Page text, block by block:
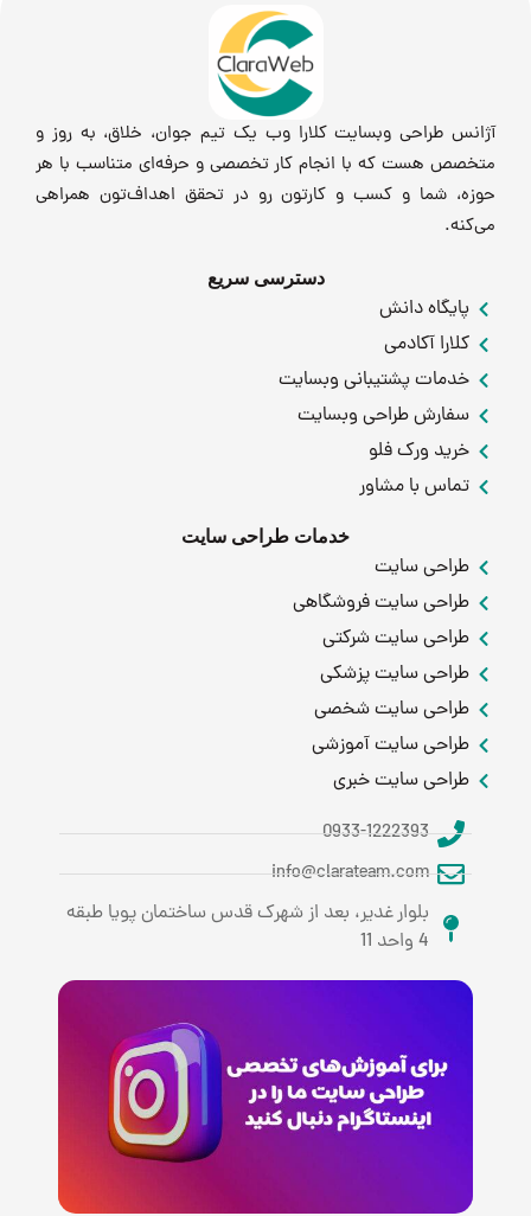
آژانس طراحی وبسایت کلارا وب یک تیم جوان، خلاق، به روز و
متخصص هست که با انجام کار تخصصی و حرفه‌ای متناسب با هر
حوزه، شما و کسب و کارتون رو در تحقق اهداف‌تون همراهی
می‌کنه.
دسترسی سریع
پایگاه دانش
کلارا آکادمی
خدمات پشتیبانی وبسایت
سفارش طراحی وبسایت
خرید ورک فلو
تماس با مشاور
خدمات طراحی سایت
طراحی سایت
طراحی سایت فروشگاهی
طراحی سایت شرکتی
طراحی سایت پزشکی
طراحی سایت شخصی
طراحی سایت آموزشی
طراحی سایت خبری
0933-1222393
info@clarateam.com
بلوار غدیر، بعد از شهرک قدس ساختمان پویا طبقه
4 واحد 11